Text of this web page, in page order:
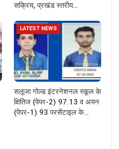
सक्रिय, प्रखंड स्तरीय…
LATEST NEWS
सलूजा गोल्ड इंटरनेशनल स्कूल के
क्षितिज (पेपर-2) 97.13 व अयन
(पेपर-1) 93 परसेंटाइल के…